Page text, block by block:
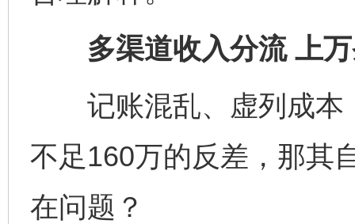
多渠道收入分流 上万
记账混乱、虚列成本
不足160万的反差，那其
在问题？